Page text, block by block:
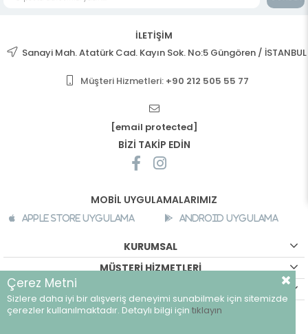
İLETİŞİM
Sanayi Mah. Atatürk Cad. Kayın Sok. No:5 Güngören / İSTANBUL
Müşteri Hizmetleri: +90 212 505 55 77
[email protected]
BİZİ TAKİP EDİN
MOBİL UYGULAMALARIMIZ
Apple Store Uygulama Android Uygulama
KURUMSAL
MÜŞTERİ HİZMETLERİ
©breeze.com.tr - Tüm hakları saklıdır.
Çerez Metni
Sizlere daha iyi bir alışveriş deneyimi sunabilmek için sitemizde
çerezler kullanılmaktadır. Detaylı bilgi için tıklayın